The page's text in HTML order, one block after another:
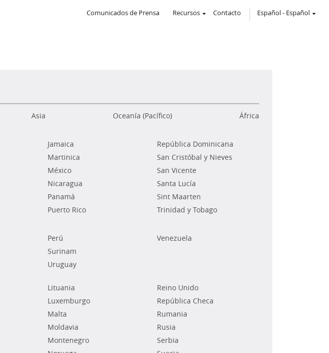
Comunicados de Prensa Recursos Contacto Español- Español
Asia Oceanía (Pacífico) África
Jamaica
Martinica
México
Nicaragua
Panamá
Puerto Rico
República Dominicana
San Cristóbal y Nieves
San Vicente
Santa Lucía
Sint Maarten
Trinidad y Tobago
Perú
Surinam
Uruguay
Venezuela
Lituania
Luxemburgo
Malta
Moldavia
Montenegro
Reino Unido
República Checa
Rumania
Rusia
Serbia